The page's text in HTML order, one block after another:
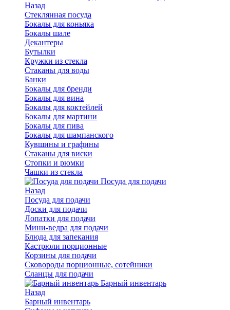
Назад
Стеклянная посуда
Бокалы для коньяка
Бокалы шале
Декантеры
Бутылки
Кружки из стекла
Стаканы для воды
Банки
Бокалы для бренди
Бокалы для вина
Бокалы для коктейлей
Бокалы для мартини
Бокалы для пива
Бокалы для шампанского
Кувшины и графины
Стаканы для виски
Стопки и рюмки
Чашки из стекла
Посуда для подачи
Назад
Посуда для подачи
Доски для подачи
Лопатки для подачи
Мини-ведра для подачи
Блюда для запекания
Кастрюли порционные
Корзины для подачи
Сковороды порционные, сотейники
Сланцы для подачи
Барный инвентарь
Назад
Барный инвентарь